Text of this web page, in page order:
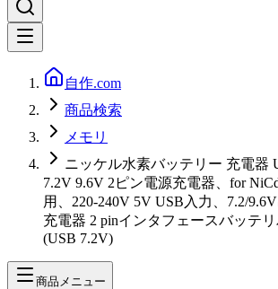
自作.com
商品検索
メモリ
ニッケル水素バッテリー 充電器
7.2V 9.6V 2ピン電源充電器、for
用、220-240V 5V USB入力、7.2/
充電器 2 pinインタフェースバッテ
(USB 7.2V)
商品メニュー